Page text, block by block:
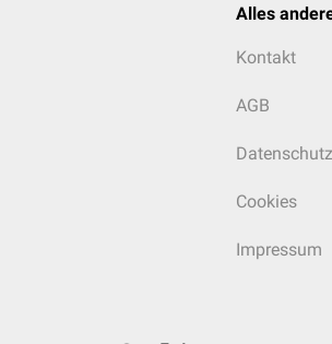
Alles
Kontakt
AGB
Datenschutz
Cookies
Impressum